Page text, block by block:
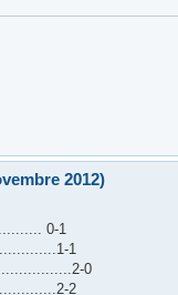
2012)
0-1
1
0
2